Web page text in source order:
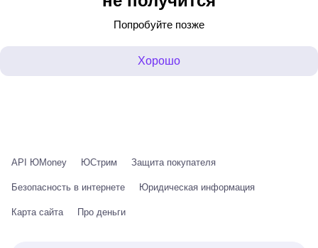
Попробуйте позже
Хорошо
API ЮMoney ЮСтрим Защита покупателя
Безопасность в интернете Юридическая информация
Карта сайта Про деньги